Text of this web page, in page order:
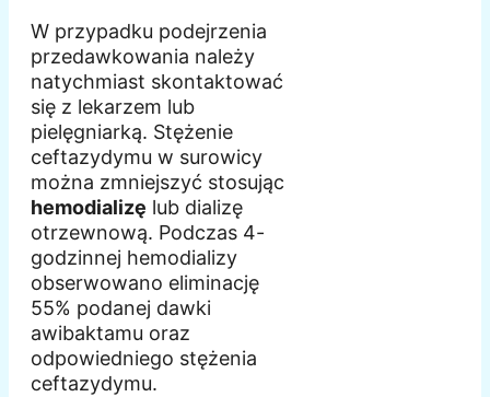
W przypadku podejrzenia
przedawkowania należy
natychmiast skontaktować
się z lekarzem lub
pielęgniarką. Stężenie
ceftazydymu w surowicy
można zmniejszyć stosując
hemodializę lub dializę
otrzewnową. Podczas 4-
godzinnej hemodializy
obserwowano eliminację
55% podanej dawki
awibaktamu oraz
odpowiedniego stężenia
ceftazydymu.